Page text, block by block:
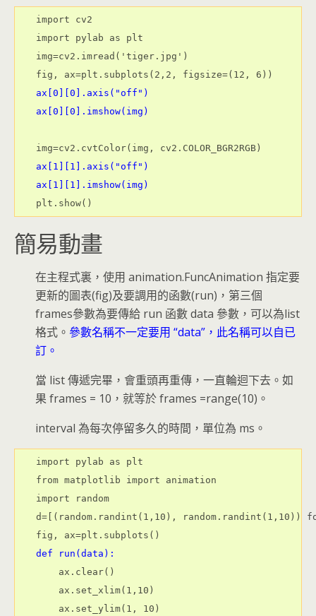
import cv2
import pylab as plt
img=cv2.imread('tiger.jpg')
ax[0][0].axis("off")
ax[0][0].imshow(img)
ax[1][1].axis("off")
ax[1][1].imshow(img)
簡易動畫
在主程式裏，使用 animation.FuncAnimation 指定要
更新的圖表(fig)及要調用的函數(run)，第三個
frames參數為要傳給 run 函數 data 參數，可以為list
格式。 參數名稱不一定要用 “data”，此名稱可以自已
訂。
當 list 傳遞完畢，會重頭再重傳，一直輪迴下去。如
果 frames = 10，就等於 frames =range(10)。
interval 為每次停留多久的時間，單位為 ms。
import pylab as plt
from matplotlib import animation
import random
d=[(random.randint(1,10), random.randint(1,10))
def run(data):
    ax.clear()
    ax.set_xlim(1,10)
    ax.set_ylim(1, 10)